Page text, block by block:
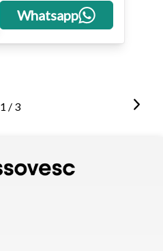
Whatsapp
1 / 3